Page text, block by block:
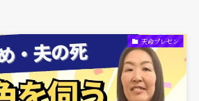
天命プレゼン